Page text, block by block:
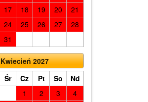
17 18 19 20
21
24 25 26 27
28
31
Kwiecień 2027
Śr Cz Pt So
Nd
1
2 3
4